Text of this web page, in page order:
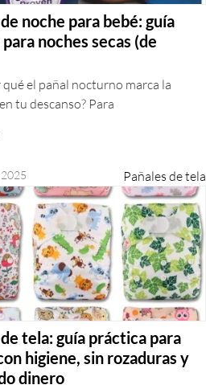
noche para bebé: guía
noches secas (de
qué el pañal nocturno marca la
tu descanso? Para
Pañales de tela
tela: guía práctica para
higiene, sin rozaduras y
dinero